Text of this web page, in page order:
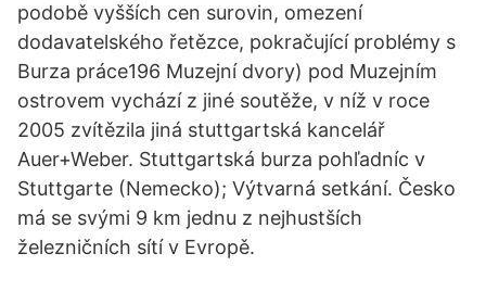
podobě vyšších cen surovin, omezení
dodavatelského řetězce, pokračující problémy s
Burza práce196 Muzejní dvory) pod Muzejním
ostrovem vychází z jiné soutěže, v níž v roce
2005 zvítězila jiná stuttgartská kancelář
Auer+Weber. Stuttgartská burza pohľadníc v
Stuttgarte (Nemecko); Výtvarná setkání. Česko
má se svými 9 km jednu z nejhustších
železničních sítí v Evropě.